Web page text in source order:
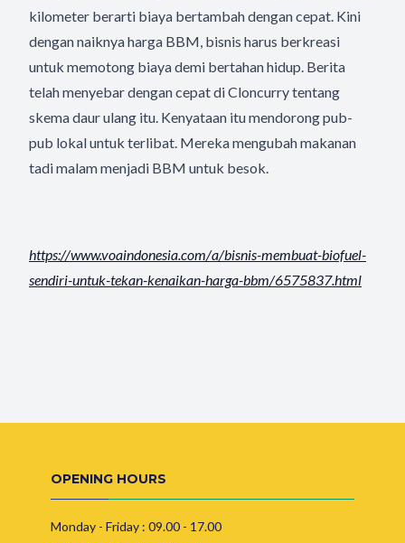
kilometer berarti biaya bertambah dengan cepat. Kini
dengan naiknya harga BBM, bisnis harus berkreasi
untuk memotong biaya demi bertahan hidup. Berita
telah menyebar dengan cepat di Cloncurry tentang
skema daur ulang itu. Kenyataan itu mendorong pub-
pub lokal untuk terlibat. Mereka mengubah makanan
tadi malam menjadi BBM untuk besok.
https://www.voaindonesia.com/a/bisnis-membuat-biofuel-
sendiri-untuk-tekan-kenaikan-harga-bbm/6575837.html
OPENING HOURS
Monday - Friday : 09.00 - 17.00